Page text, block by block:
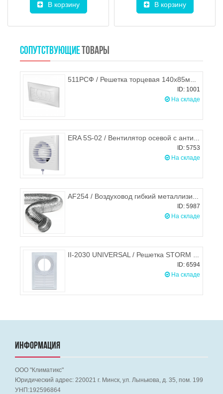
В корзину В корзину
СОПУТСТВУЮЩИЕ ТОВАРЫ
511РСФ / Решетка торцевая 140х85мм с фланцем 55х110мм, ЭРА
ID: 1001
На складе
ERA 5S-02 / Вентилятор осевой с антимоск. сеткой и тяговым выкл. d.125 (сетка+цепочка)
ID: 5753
На складе
AF254 / Воздуховод гибкий металлизированный (гофра) d.254, ЭРА
ID: 5987
На складе
II-2030 UNIVERSAL / Решетка STORM разборная 200х300 мм с универсальнымым фланцем d.100-150 (КУХОННАЯ)
ID: 6594
На складе
ИНФОРМАЦИЯ
ООО "Климатикс"
Юридический адрес: 220021 г. Минск, ул. Лынькова, д. 35, пом. 199
УНП:192596864